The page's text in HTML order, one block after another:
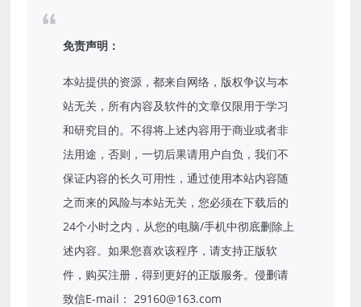
免责声明：
本站提供的资源，都来自网络，版权争议与本
站无关，所有内容及软件的文章仅限用于学习
和研究目的。不得将上述内容用于商业或者非
法用途，否则，一切后果请用户自负，我们不
保证内容的长久可用性，通过使用本站内容随
之而来的风险与本站无关，您必须在下载后的
24个小时之内，从您的电脑/手机中彻底删除上
述内容。如果您喜欢该程序，请支持正版软
件，购买注册，得到更好的正版服务。侵删请
致信E-mail： 29160@163.com